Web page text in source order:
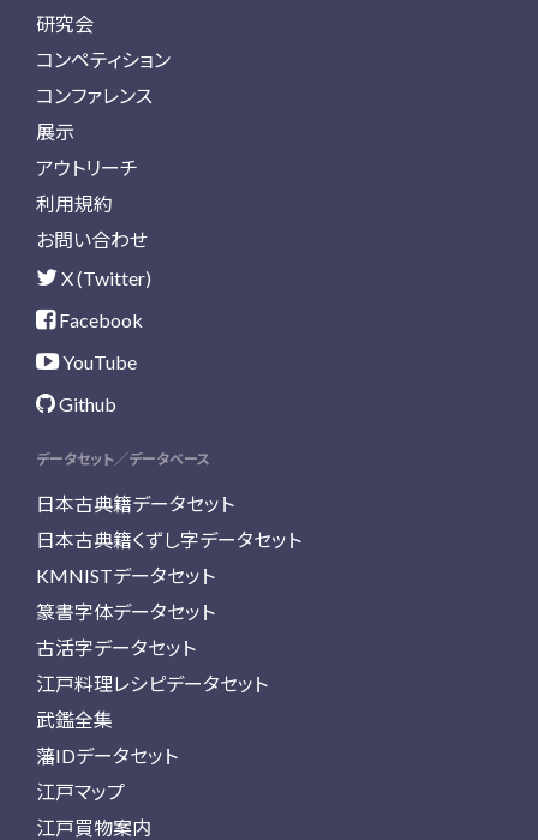
研究会
コンペティション
コンファレンス
展示
アウトリーチ
利用規約
お問い合わせ
X (Twitter)
Facebook
YouTube
Github
データセット／データベース
日本古典籍データセット
日本古典籍くずし字データセット
KMNISTデータセット
篆書字体データセット
古活字データセット
江戸料理レシピデータセット
武鑑全集
藩IDデータセット
江戸マップ
江戸買物案内